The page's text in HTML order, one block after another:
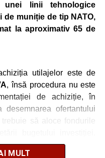
unei linii tehnologice
muniție de tip NATO,
la aproximativ 65 de
utilajelor este de
, însă procedura nu este
de achiziție, în
ofertantului
să aloce fondurile
fi semnat contractul
MULT